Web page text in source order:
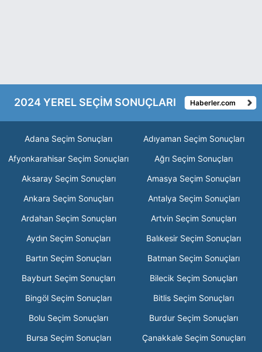
2024 YEREL SEÇİM SONUÇLARI Haberler.com
Adana Seçim Sonuçları
Adıyaman Seçim Sonuçları
Afyonkarahisar Seçim Sonuçları
Ağrı Seçim Sonuçları
Aksaray Seçim Sonuçları
Amasya Seçim Sonuçları
Ankara Seçim Sonuçları
Antalya Seçim Sonuçları
Ardahan Seçim Sonuçları
Artvin Seçim Sonuçları
Aydın Seçim Sonuçları
Balıkesir Seçim Sonuçları
Bartın Seçim Sonuçları
Batman Seçim Sonuçları
Bayburt Seçim Sonuçları
Bilecik Seçim Sonuçları
Bingöl Seçim Sonuçları
Bitlis Seçim Sonuçları
Bolu Seçim Sonuçları
Burdur Seçim Sonuçları
Bursa Seçim Sonuçları
Çanakkale Seçim Sonuçları